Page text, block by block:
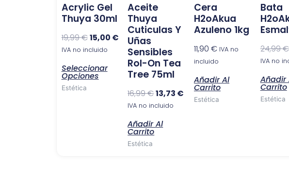
Acrylic Gel
Thuya 30ml
19,99€15,00 €
IVA no incluido
Seleccionar
Opciones
opciones
se
pueden
elegir
en
la
de
producto
Estética
Aceite
Thuya
Cuticulas Y
Uñas
Sensibles
Rol-On Tea
Tree 75ml
16,99€13,73 €
IVA no incluido
Añadir Al
Carrito
Estética
Cera
H2oAkua
Azuleno 1kg
11,90 € IVA no
incluido
Añadir Al
Carrito
Estética
Bata
24,99€
IVA no
Añadir
Carrito
Estética